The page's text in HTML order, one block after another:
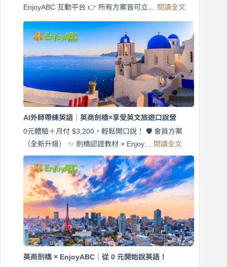
EnjoyABC 互動平台 👉 所有方案皆可立… 閱讀全文:
天
說
英
語！
英
商
劍
口
說
營
月
$3,200，
出
國
AI外師帶練英語｜英商劍橋×享受英文旅遊口說營
0元體驗＋月付 $3,200，輕鬆開口說！ 🛡️ 會員方案
（全新升級） ✨ 劍橋認證教材 × Enjoy… 閱讀全文:
外
師
帶
英
｜
英
商
英商劍橋 × EnjoyABC｜從 0 元開始說英語！